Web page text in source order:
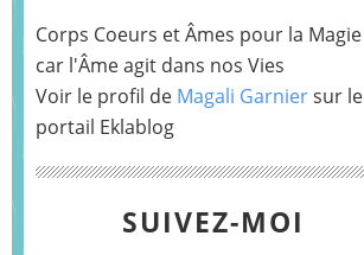
Corps Coeurs et Âmes pour la Magie
car l'Âme agit dans nos Vies
Voir le profil de Magali Garniersur le
portail Eklablog
SUIVEZ-MOI